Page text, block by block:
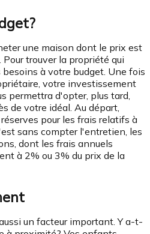
une maison dont le prix est
trouver la propriété qui
à votre budget. Une fois
votre investissement
permettra d'opter, plus tard,
de votre idéal. Au départ,
pour les frais relatifs à
sans compter l'entretien, les
dont les frais annuels
à 2% ou 3% du prix de la
un facteur important. Y a-t-